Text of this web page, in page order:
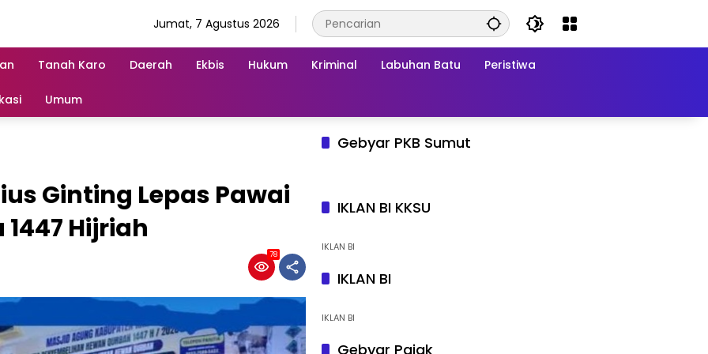
Jumat, 7 Agustus 2026
Tanah Karo Daerah Ekbis Hukum Kriminal Labuhan Batu Peristiwa
Umum
Ginting Lepas Pawai
Hijriah
78
Gebyar PKB Sumut
IKLAN BI KKSU
IKLAN BI
IKLAN BI
IKLAN BI
Gebyar Pajak